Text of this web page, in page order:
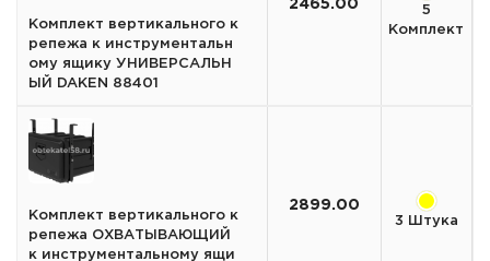
Комплект вертикального к
репежа к инструментальн
ому ящику УНИВЕРСАЛЬН
ЫЙ DAKEN 88401
2465.00
5
Комплект
Комплект вертикального к
репежа ОХВАТЫВАЮЩИЙ
к инструментальному ящи
2899.00
3 Штука